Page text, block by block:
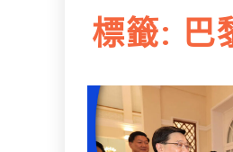
標籤: 巴